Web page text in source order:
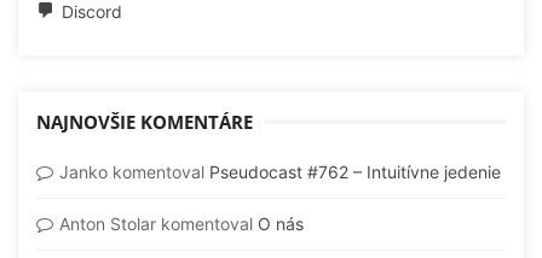
Discord
NAJNOVŠIE KOMENTÁRE
Janko komentoval Pseudocast #762 – Intuitívne jedenie
Anton Stolar komentoval O nás